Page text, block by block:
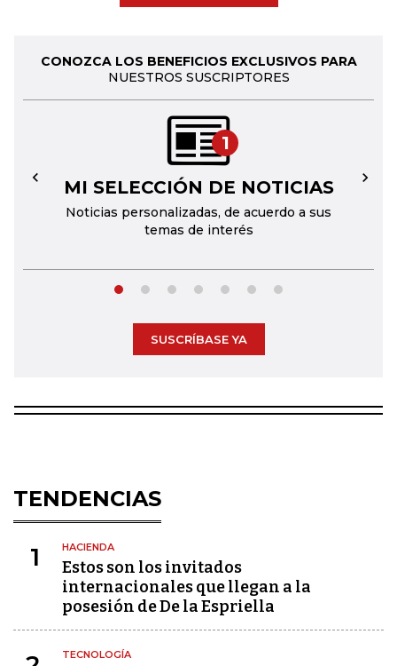
CONOZCA LOS BENEFICIOS EXCLUSIVOS PARA
NUESTROS SUSCRIPTORES
1
MI SELECCIÓN DE NOTICIAS
Noticias personalizadas, de acuerdo a sus
temas de interés
← →
SUSCRÍBASE YA
TENDENCIAS
1 HACIENDA
Estos son los invitados
internacionales que llegan a la
posesión de De la Espriella
TECNOLOGÍA